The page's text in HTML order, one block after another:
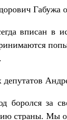
Габужа
вписан в
депутатов
боролся за
страны. Мы